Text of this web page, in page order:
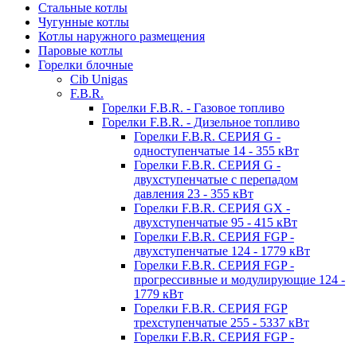
Стальные котлы
Чугунные котлы
Котлы наружного размещения
Паровые котлы
Горелки блочные
Cib Unigas
F.B.R.
Горелки F.B.R. - Газовое топливо
Горелки F.B.R. - Дизельное топливо
Горелки F.B.R. СЕРИЯ G -
одноступенчатые 14 - 355 кВт
Горелки F.B.R. СЕРИЯ G -
двухступенчатые с перепадом
давления 23 - 355 кВт
Горелки F.B.R. СЕРИЯ GX -
двухступенчатые 95 - 415 кВт
Горелки F.B.R. СЕРИЯ FGP -
двухступенчатые 124 - 1779 кВт
Горелки F.B.R. СЕРИЯ FGP -
прогрессивные и модулирующие 124 -
1779 кВт
Горелки F.B.R. СЕРИЯ FGP
трехступенчатые 255 - 5337 кВт
Горелки F.B.R. СЕРИЯ FGP -